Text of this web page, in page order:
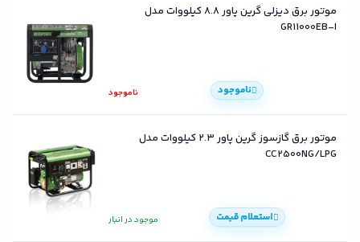
موتور برق دیزلی گرین پاور ۸.۸ کیلووات مدل
GR11000EB-I
ناموجود ناموجود
موتور برق گازسوز گرین پاور ۲.۳ کیلووات مدل
CC2500NG/LPG
موجود در انبار استعلام قیمت